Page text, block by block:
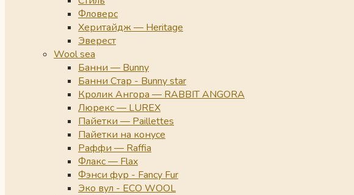
Фловерс
Херитайдж — Heritage
Эверест
Wool sea
Банни — Bunny
Банни Стар - Bunny star
Кролик Ангора — RABBIT ANGORA
Люрекс — LUREX
Пайетки — Paillettes
Пайетки на конусе
Раффи — Raffia
Флакс — Flax
Фэнси фур - Fancy Fur
Эко вул - ECO WOOL